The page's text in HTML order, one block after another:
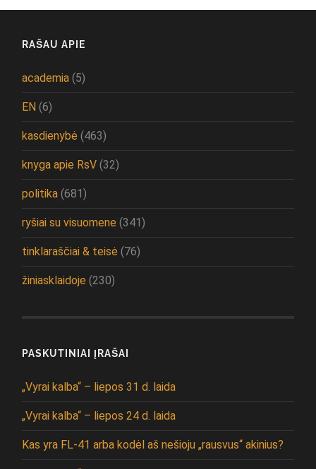
RAŠAU APIE
academia (5)
EN (6)
kasdienybė (463)
knyga apie RsV (32)
politika (681)
ryšiai su visuomene (341)
tinklaraščiai & teisė (76)
žiniasklaidoje (230)
PASKUTINIAI ĮRAŠAI
„Vyrai kalba“ – liepos 31 d. laida
„Vyrai kalba“ – liepos 24 d. laida
Kas yra FL-41 arba kodėl aš nešioju „rausvus“ akinius?